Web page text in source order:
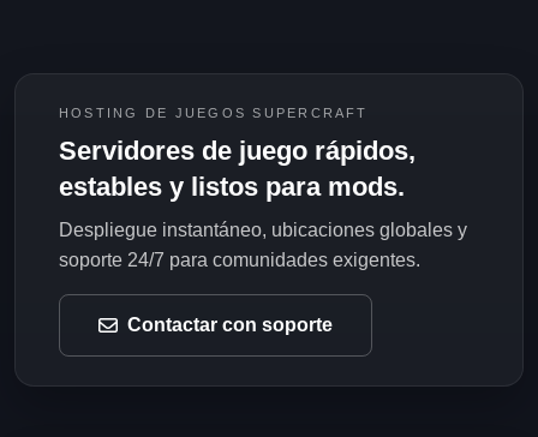
HOSTING DE JUEGOS SUPERCRAFT
Servidores de juego rápidos,
estables y listos para mods.
Despliegue instantáneo, ubicaciones globales y
soporte 24/7 para comunidades exigentes.
Contactar con soporte